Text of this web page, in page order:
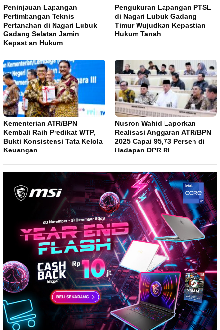
Peninjauan Lapangan
Pertimbangan Teknis
Pertanahan di Nagari Lubuk
Gadang Selatan Jamin
Kepastian Hukum
Pengukuran Lapangan PTSL
di Nagari Lubuk Gadang
Timur Wujudkan Kepastian
Hukum Tanah
Kementerian ATR/BPN
Kembali Raih Predikat WTP,
Bukti Konsistensi Tata Kelola
Keuangan
Nusron Wahid Laporkan
Realisasi Anggaran ATR/BPN
2025 Capai 95,73 Persen di
Hadapan DPR RI